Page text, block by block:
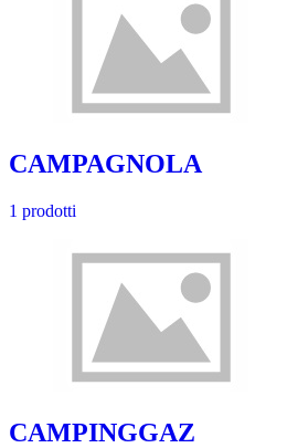
CAMPAGNOLA
1 prodotti
CAMPINGGAZ